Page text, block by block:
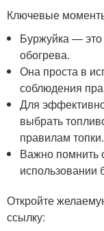
Ключевые
Буржуйка —
обогрева.
Она проста в
соблюдения
Для
выбрать
правилам топки.
Важно помнить
использовании
Откройте
ссылку: